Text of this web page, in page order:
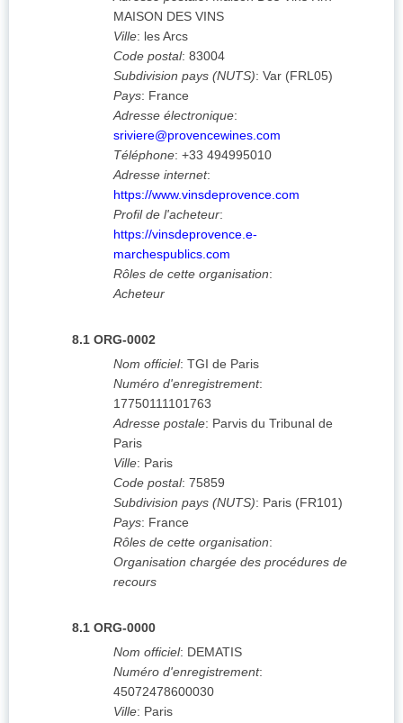
MAISON DES VINS
Ville: les Arcs
Code postal: 83004
Subdivision pays (NUTS): Var (FRL05)
Pays: France
Adresse électronique:
sriviere@provencewines.com
Téléphone: +33 494995010
Adresse internet:
https://www.vinsdeprovence.com
Profil de l'acheteur:
https://vinsdeprovence.e-
marchespublics.com
Rôles de cette organisation:
Acheteur
8.1 ORG-0002
Nom officiel: TGI de Paris
Numéro d'enregistrement:
17750111101763
Adresse postale: Parvis du Tribunal de
Paris
Ville: Paris
Code postal: 75859
Subdivision pays (NUTS): Paris (FR101)
Pays: France
Rôles de cette organisation:
Organisation chargée des procédures de
recours
8.1 ORG-0000
Nom officiel: DEMATIS
Numéro d'enregistrement:
45072478600030
Ville: Paris